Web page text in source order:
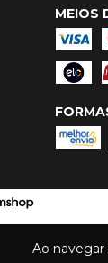
Ao
MEIOS